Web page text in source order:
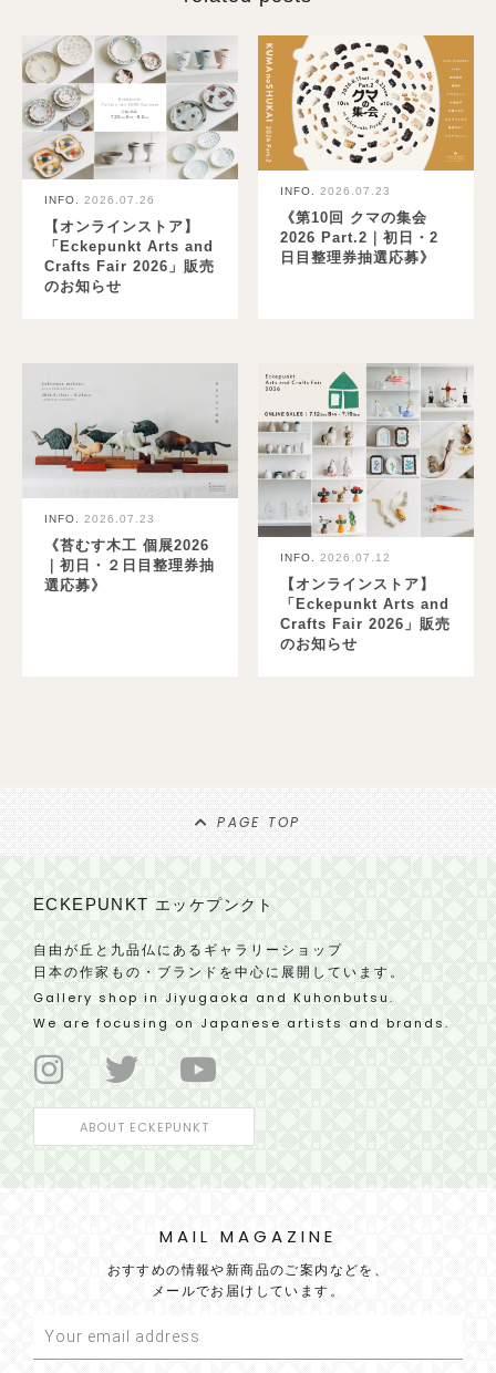
INFO. 2026.07.26
【オンラインストア】
「Eckepunkt Arts and
Crafts Fair 2026」販売
のお知らせ
INFO. 2026.07.23
《第10回 クマの集会
2026 Part.2｜初日・2
日目整理券抽選応募》
INFO. 2026.07.23
《苔むす木工 個展2026
｜初日・２日目整理券抽
選応募》
INFO. 2026.07.12
【オンラインストア】
「Eckepunkt Arts and
Crafts Fair 2026」販売
のお知らせ
PAGE TOP
ECKEPUNKTエッケプンクト
自由が丘と九品仏にあるギャラリーショップ
日本の作家もの・ブランドを中心に展開しています。
Gallery shop in Jiyugaoka and Kuhonbutsu.
We are focusing on Japanese artists and brands.
ABOUT ECKEPUNKT
MAIL MAGAZINE
おすすめの情報や新商品のご案内などを、
メールでお届けしています。